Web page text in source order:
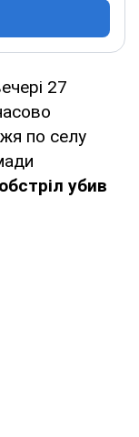
27
по селу
убив